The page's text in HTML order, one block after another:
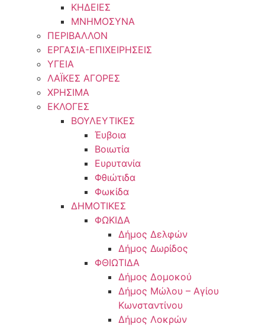
ΚΗΔΕΙΕΣ
ΜΝΗΜΟΣΥΝΑ
ΠΕΡΙΒΑΛΛΟΝ
ΕΡΓΑΣΙΑ-ΕΠΙΧΕΙΡΗΣΕΙΣ
ΥΓΕΙΑ
ΛΑΪΚΕΣ ΑΓΟΡΕΣ
ΧΡΗΣΙΜΑ
ΕΚΛΟΓΕΣ
ΒΟΥΛΕΥΤΙΚΕΣ
Έυβοια
Βοιωτία
Ευρυτανία
Φθιώτιδα
Φωκίδα
ΔΗΜΟΤΙΚΕΣ
ΦΩΚΙΔΑ
Δήμος Δελφών
Δήμος Δωρίδος
ΦΘΙΩΤΙΔΑ
Δήμος Δομοκού
Δήμος Μώλου – Αγίου
Κωνσταντίνου
Δήμος Λοκρών